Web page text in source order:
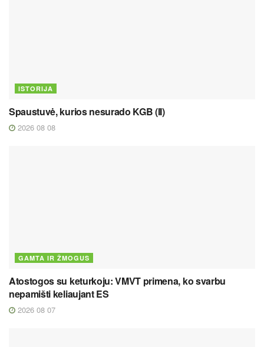
ISTORIJA
Spaustuvė, kurios nesurado KGB (II)
2026 08 08
GAMTA IR ŽMOGUS
Atostogos su keturkoju: VMVT primena, ko svarbu
nepamišti keliaujant ES
2026 08 07